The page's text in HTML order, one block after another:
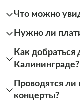
Что можно
Нужно ли
Как добраться
Калининграде?
Проводятся
концерты?